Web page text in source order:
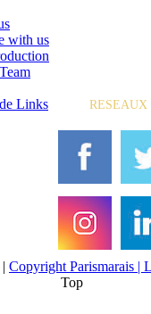
with us
Links
RESEAUX
Copyright Parismarais |
Top